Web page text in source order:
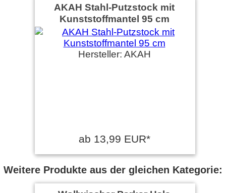
AKAH Stahl-Putzstock mit
Kunststoffmantel 95 cm
Hersteller: AKAH
ab 13,99 EUR*
Weitere Produkte aus der gleichen Kategorie: